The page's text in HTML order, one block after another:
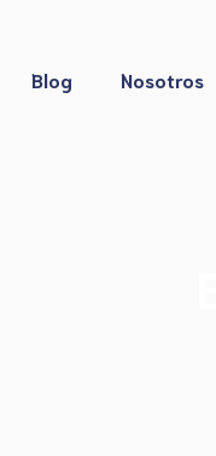
Blog Nosotros